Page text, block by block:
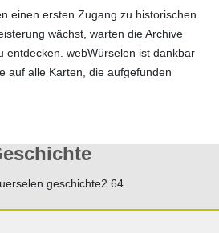
einen ersten Zugang zu historischen
wächst, warten die Archive
entdecken. webWürselen ist dankbar
auf alle Karten, die aufgefunden